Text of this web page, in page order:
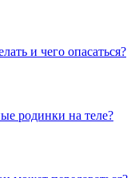
и чего опасаться?
родинки на теле?